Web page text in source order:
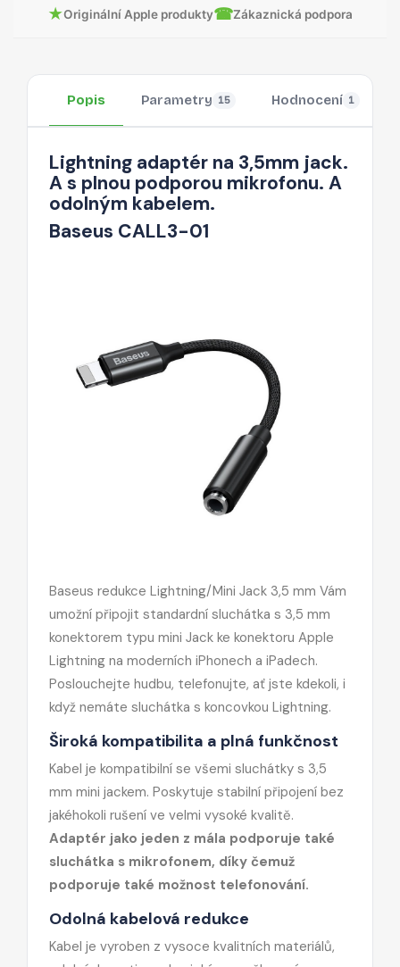
★Originální Apple produkty☎Zákaznická podpora
Popis Parametry 15 Hodnocení 1
Lightning adaptér na 3,5mm jack.
A s plnou podporou mikrofonu. A
odolným kabelem.
Baseus CALL3-01
Baseus redukce Lightning/Mini Jack 3,5 mm Vám
umožní připojit standardní sluchátka s 3,5 mm
konektorem typu mini Jack ke konektoru Apple
Lightning na moderních iPhonech a iPadech.
Poslouchejte hudbu, telefonujte, ať jste kdekoli, i
když nemáte sluchátka s koncovkou Lightning.
Široká kompatibilita a plná funkčnost
Kabel je kompatibilní se všemi sluchátky s 3,5
mm mini jackem. Poskytuje stabilní připojení bez
jakéhokoli rušení ve velmi vysoké kvalitě.
Adaptér jako jeden z mála podporuje také
sluchátka s mikrofonem, díky čemuž
podporuje také možnost telefonování.
Odolná kabelová redukce
Kabel je vyroben z vysoce kvalitních materiálů,